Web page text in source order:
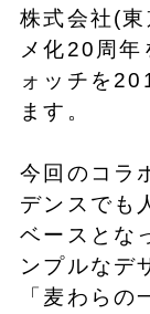
株式会社(
メ化20周年
ォッチを
ます。
今回のコラ
デンスでも
ベースとな
ンプルなデ
「麦わら